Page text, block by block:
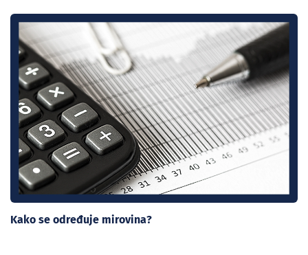
Kako se određuje mirovina?